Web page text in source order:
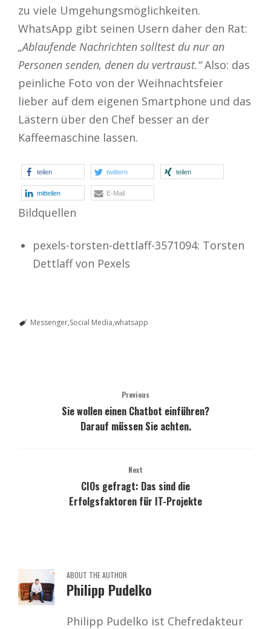
zu viele Umgehungsmöglichkeiten.
WhatsApp gibt seinen Usern daher den Rat:
„Ablaufende Nachrichten solltest du nur an
Personen senden, denen du vertraust.“Also: das
peinliche Foto von der Weihnachtsfeier
lieber auf dem eigenen Smartphone und das
Lästern über den Chef besser an der
Kaffeemaschine lassen.
teilen twittern teilen
mitteilen E-Mail
Bildquellen
pexels-torsten-dettlaff-3571094: Torsten
Dettlaff von Pexels
Messenger Social Media whatsapp
Previous
Sie wollen einen Chatbot einführen?
Darauf müssen Sie achten.
Next
CIOs gefragt: Das sind die
Erfolgsfaktoren für IT-Projekte
ABOUT THE AUTHOR
Philipp Pudelko
Philipp Pudelko ist Chefredakteur